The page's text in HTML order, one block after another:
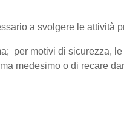
a svolgere le attività
per motivi di sicurezza,
medesimo o di recare